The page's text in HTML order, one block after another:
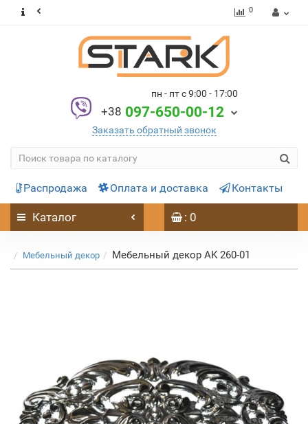
0
пн - пт с 9:00 - 17:00
+38 097-650-00-12
Заказать обратный звонок
Распродажа Оплата и доставка Контакты
Каталог : 0
Мебельный декор Мебельный декор AK 260-01